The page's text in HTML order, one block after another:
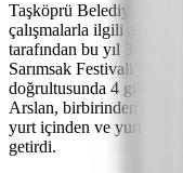
Taşköprü Belediye
çalışmalarla ilgili
tarafından bu yıl
Sarımsak Festivali’nin
doğrultusunda 4 günden
Arslan, birbirinden
yurt içinden ve yurt
getirdi.